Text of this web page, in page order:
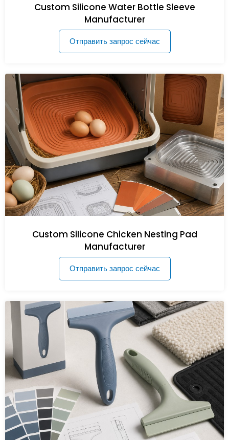
Custom Silicone Water Bottle Sleeve
Manufacturer
Отправить запрос сейчас
Custom Silicone Chicken Nesting Pad
Manufacturer
Отправить запрос сейчас